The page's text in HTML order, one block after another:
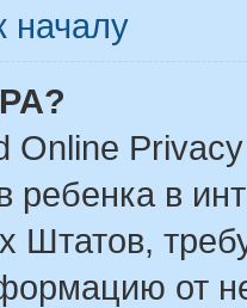
началу
Online
ребенка в
Штатов,
от